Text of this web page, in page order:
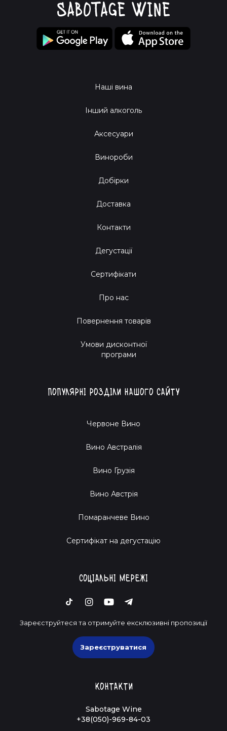
Наші вина
Інший алкоголь
Аксесуари
Винороби
Добірки
Доставка
Контакти
Дегустації
Сертифікати
Про нас
Повернення товарів
Умови дисконтної
програми
Популярні розділи нашого сайту
Червоне Вино
Вино Австралія
Вино Грузія
Вино Австрія
Помаранчеве Вино
Cертифікат на дегустацію
Соціальні мережі
Зареєструйтеся та отримуйте ексклюзивні пропозиції
Зареєструватися
Контакти
Sabotage Wine
+38(050)-969-84-03